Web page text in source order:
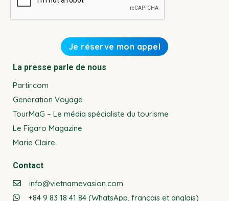
La presse parle de nous
Partir.com
Generation Voyage
TourMaG – Le média spécialiste du tourisme
Le Figaro Magazine
Marie Claire
Contact
info@vietnamevasion.com
+84 9 83 18 41 84 (WhatsApp, français et anglais)